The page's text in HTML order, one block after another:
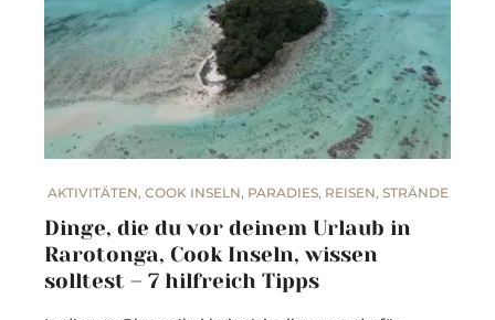
AKTIVITÄTEN, COOK INSELN, PARADIES, REISEN, STRÄNDE
Dinge, die du vor deinem Urlaub in
Rarotonga, Cook Inseln, wissen
solltest – 7 hilfreich Tipps